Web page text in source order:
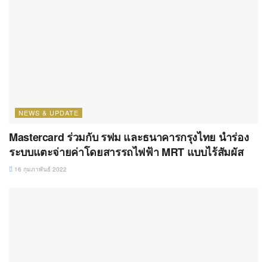
NEWS & UPDATE
Mastercard ร่วมกับ รฟม และธนาคารกรุงไทย นำร่อง
ระบบแตะจ่ายค่าโดยสารรถไฟฟ้า MRT แบบไร้สัมผัส
16 กุมภาพันธ์ 2022